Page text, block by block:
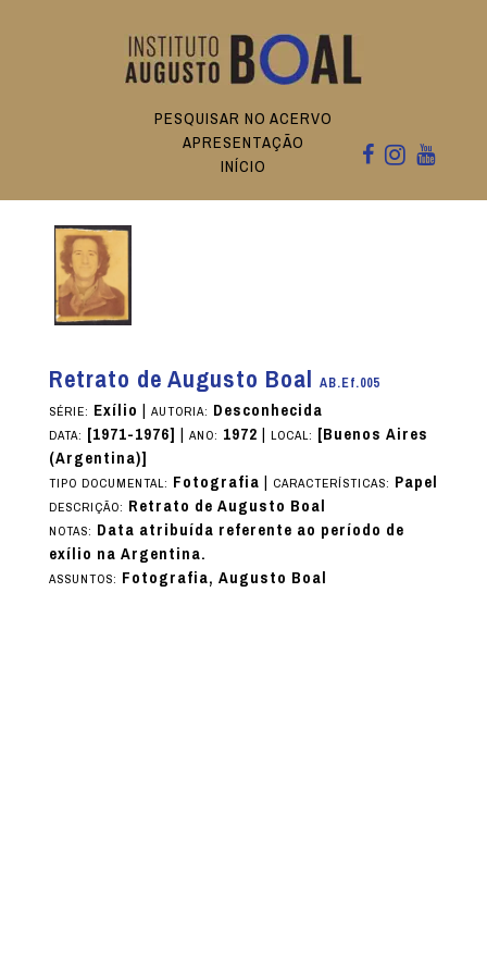
PESQUISAR NO ACERVO
APRESENTAÇÃO
INÍCIO
Retrato de Augusto Boal AB.Ef.005
SÉRIE: Exílio | AUTORIA: Desconhecida
DATA: [1971-1976] | ANO: 1972| LOCAL: [Buenos Aires
(Argentina)]
TIPO DOCUMENTAL: Fotografia| CARACTERÍSTICAS: Papel
DESCRIÇÃO: Retrato de Augusto Boal
NOTAS: Data atribuída referente ao período de
exílio na Argentina.
ASSUNTOS: Fotografia, Augusto Boal